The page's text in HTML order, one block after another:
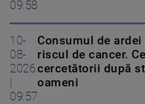
09:58
10-
08-
2026
|
09:57
Consumul de
riscul de cancer.
cercetătorii după
oameni